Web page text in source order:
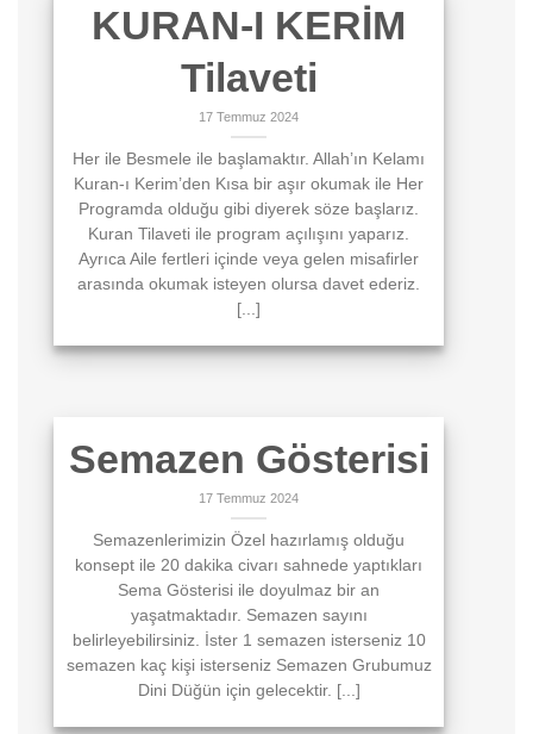
KURAN-I KERİM
Tilaveti
17 Temmuz 2024
Her ile Besmele ile başlamaktır. Allah’ın Kelamı
Kuran-ı Kerim’den Kısa bir aşır okumak ile Her
Programda olduğu gibi diyerek söze başlarız.
Kuran Tilaveti ile program açılışını yaparız.
Ayrıca Aile fertleri içinde veya gelen misafirler
arasında okumak isteyen olursa davet ederiz.
[...]
Semazen Gösterisi
17 Temmuz 2024
Semazenlerimizin Özel hazırlamış olduğu
konsept ile 20 dakika civarı sahnede yaptıkları
Sema Gösterisi ile doyulmaz bir an
yaşatmaktadır. Semazen sayını
belirleyebilirsiniz. İster 1 semazen isterseniz 10
semazen kaç kişi isterseniz Semazen Grubumuz
Dini Düğün için gelecektir. [...]